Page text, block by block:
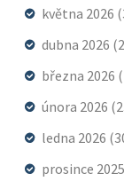
května 2026
dubna 2026
března 2026
února 2026
ledna 2026
prosince 2025